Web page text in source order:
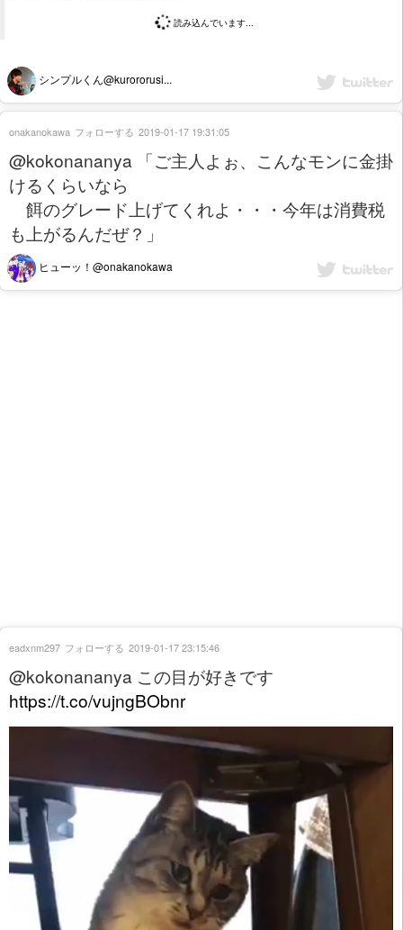
読み込んでいます...
シンプルくん@kurororusi...
@kokonananya 「ご主人よぉ、こんなモンに金掛
けるくらいなら
餌のグレード上げてくれよ・・・今年は消費税
も上がるんだぜ？」
ヒューッ！@onakanokawa
onakanokawa フォローする 2019-01-17 19:31:05
@kokonananya この目が好きです
https://t.co/vujngBObnr
eadxnm297 フォローする 2019-01-17 23:15:46